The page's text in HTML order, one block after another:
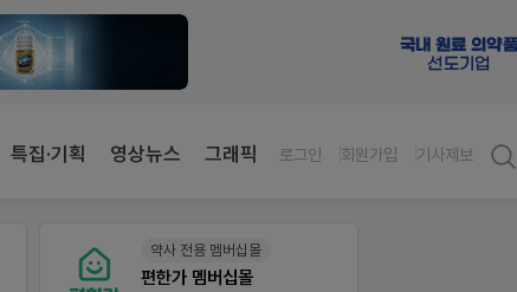
특집·기획 영상뉴스 그래픽 로그인 회원가입 기사제보
약사 전용 멤버십몰
편한가 멤버십몰